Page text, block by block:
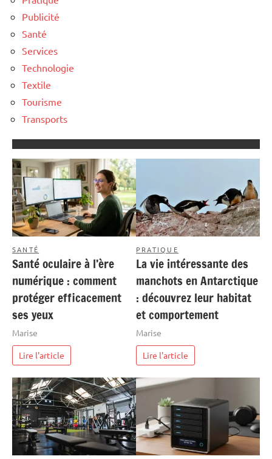
Publicité
Santé
Services
Technologie
Textile
Tourisme
Transports
SANTÉ
Santé oculaire à l’ère
numérique : comment
protéger efficacement
ses yeux
Marise
Lire l'article
PRATIQUE
La vie intéressante des
manchots en Antarctique
: découvrez leur habitat
et comportement
Marise
Lire l'article